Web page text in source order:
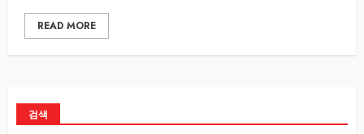
READ MORE
검색